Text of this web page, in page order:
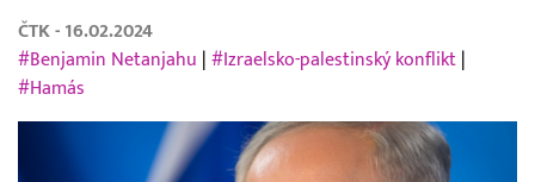
ČTK - 16.02.2024
#Benjamin Netanjahu
#Izraelsko-palestinský konflikt
#Hamás